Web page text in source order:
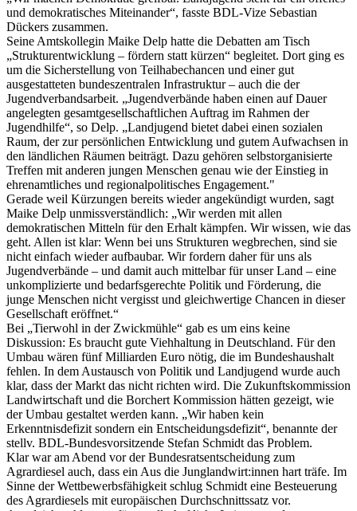
und demokratisches Miteinander“, fasste BDL-Vize Sebastian
Dückers zusammen.
Seine Amtskollegin Maike Delp hatte die Debatten am Tisch
„Strukturentwicklung – fördern statt kürzen“ begleitet. Dort ging es
um die Sicherstellung von Teilhabechancen und einer gut
ausgestatteten bundeszentralen Infrastruktur – auch die der
Jugendverbandsarbeit. „Jugendverbände haben einen auf Dauer
angelegten gesamtgesellschaftlichen Auftrag im Rahmen der
Jugendhilfe“, so Delp. „Landjugend bietet dabei einen sozialen
Raum, der zur persönlichen Entwicklung und gutem Aufwachsen in
den ländlichen Räumen beiträgt. Dazu gehören selbstorganisierte
Treffen mit anderen jungen Menschen genau wie der Einstieg in
ehrenamtliches und regionalpolitisches Engagement."
Gerade weil Kürzungen bereits wieder angekündigt wurden, sagt
Maike Delp unmissverständlich: „Wir werden mit allen
demokratischen Mitteln für den Erhalt kämpfen. Wir wissen, wie das
geht. Allen ist klar: Wenn bei uns Strukturen wegbrechen, sind sie
nicht einfach wieder aufbaubar. Wir fordern daher für uns als
Jugendverbände – und damit auch mittelbar für unser Land – eine
unkomplizierte und bedarfsgerechte Politik und Förderung, die
junge Menschen nicht vergisst und gleichwertige Chancen in dieser
Gesellschaft eröffnet.“
Bei „Tierwohl in der Zwickmühle“ gab es um eins keine
Diskussion: Es braucht gute Viehhaltung in Deutschland. Für den
Umbau wären fünf Milliarden Euro nötig, die im Bundeshaushalt
fehlen. In dem Austausch von Politik und Landjugend wurde auch
klar, dass der Markt das nicht richten wird. Die Zukunftskommission
Landwirtschaft und die Borchert Kommission hätten gezeigt, wie
der Umbau gestaltet werden kann. „Wir haben kein
Erkenntnisdefizit sondern ein Entscheidungsdefizit“, benannte der
stellv. BDL-Bundesvorsitzende Stefan Schmidt das Problem.
Klar war am Abend vor der Bundesratsentscheidung zum
Agrardiesel auch, dass ein Aus die Junglandwirt:innen hart träfe. Im
Sinne der Wettbewerbsfähigkeit schlug Schmidt eine Besteuerung
des Agrardiesels mit europäischen Durchschnittssatz vor.